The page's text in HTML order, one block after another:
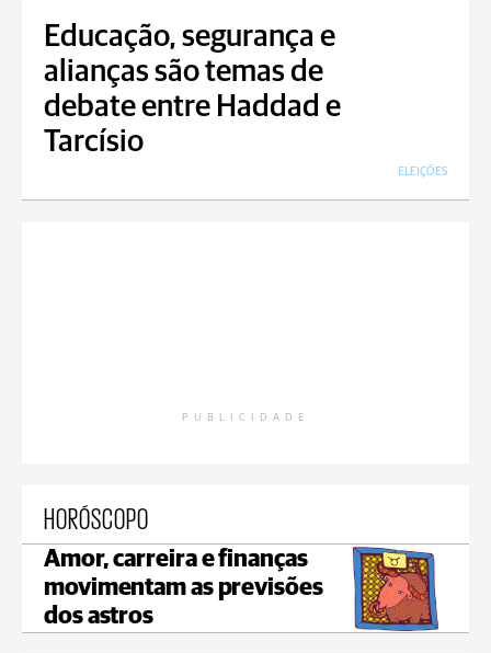
Educação, segurança e
alianças são temas de
debate entre Haddad e
Tarcísio
ELEIÇÕES
PUBLICIDADE
HORÓSCOPO
Amor, carreira e finanças
movimentam as previsões
dos astros